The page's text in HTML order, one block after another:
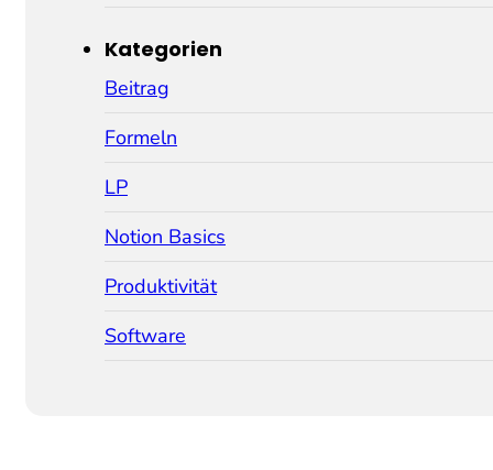
Kategorien
Beitrag
Formeln
LP
Notion Basics
Produktivität
Software